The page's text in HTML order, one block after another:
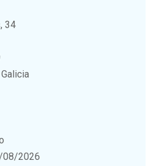
34
Galicia
08/2026